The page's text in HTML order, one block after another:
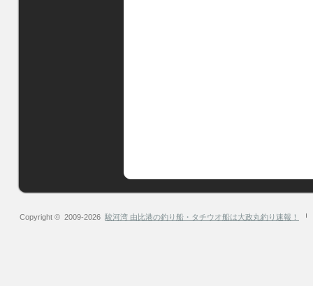
Copyright © 2009-2026 駿河湾 由比港の釣り船・タチウオ船は大政丸釣り速報！